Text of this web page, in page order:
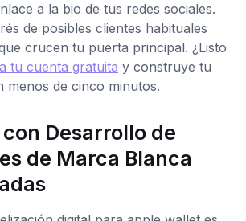
a la bio de tus redes sociales.
de posibles clientes habituales
crucen tu puerta principal. ¿Listo
tu cuenta gratuita y construye tu
menos de cinco minutos.
Desarrollo de
de Marca Blanca